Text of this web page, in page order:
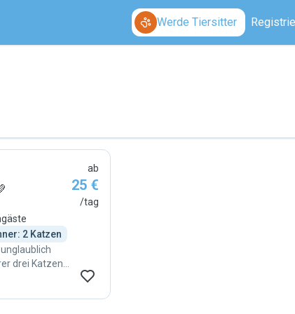
Werde Tiersitter
2 Katzen
drei Katzen!
viel
ab
25 €
/tag